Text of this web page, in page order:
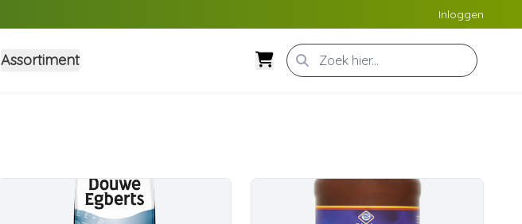
Inloggen
Assortiment